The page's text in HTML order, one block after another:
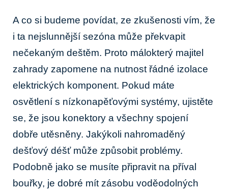
A co si budeme povídat, ‍ze zkušenosti vím, že
i ta nejslunnější⁢ sezóna může překvapit
nečekaným deštěm. Proto málokterý ⁢majitel
zahrady zapomene na ⁤nutnost řádné izolace
elektrických ⁣komponent. Pokud máte
osvětlení s nízkonapěťovými systémy, ujistěte
se, že jsou konektory a všechny‌ spojení
dobře ⁢utěsněny. Jakýkoli nahromaděný‌
dešťový déšť může způsobit problémy.
Podobně⁢ jako se ​musíte ⁤připravit na příval
bouřky, je dobré mít zásobu voděodolných